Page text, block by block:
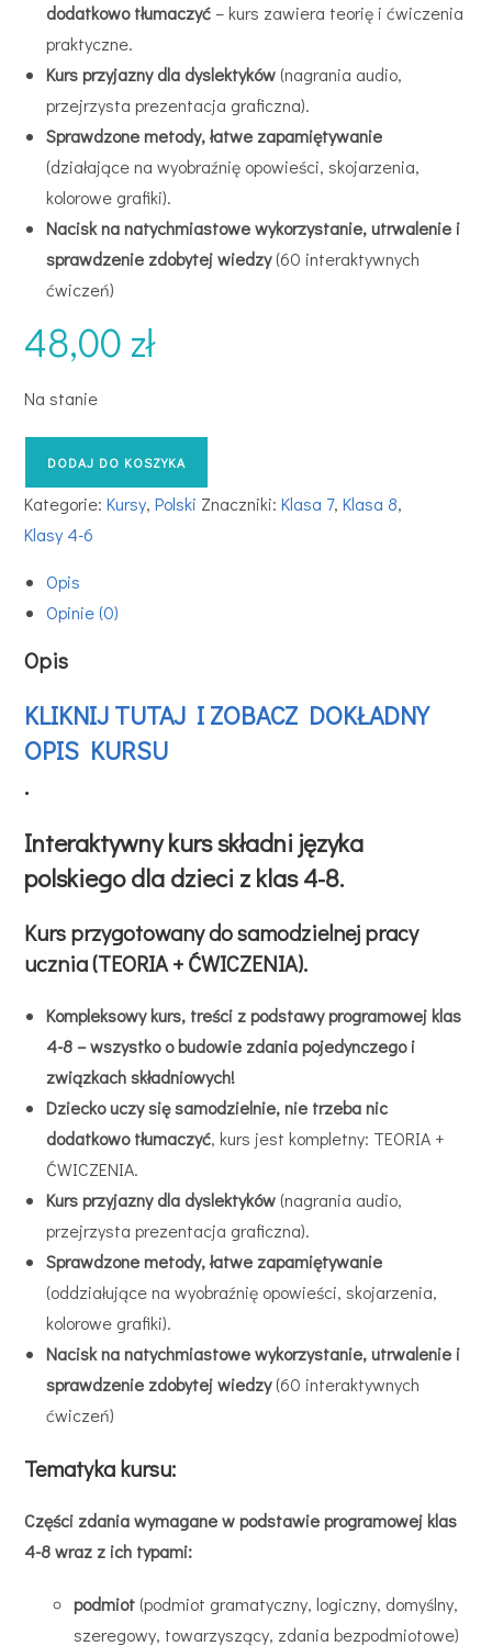
dodatkowo tłumaczyć – kurs zawiera teorię i ćwiczenia
praktyczne.
Kurs przyjazny dla dyslektyków(nagrania audio,
przejrzysta prezentacja graficzna).
Sprawdzone metody, łatwe zapamiętywanie
(działające na wyobraźnię opowieści, skojarzenia,
kolorowe grafiki).
Nacisk na natychmiastowe wykorzystanie, utrwalenie i
sprawdzenie zdobytej wiedzy(60 interaktywnych
ćwiczeń)
48,00 zł
Na stanie
DODAJ DO KOSZYKA
Kategorie:Kursy,Polski Znaczniki:Klasa 7,Klasa 8,
Klasy 4-6
Opis
Opinie (0)
Opis
KLIKNIJ TUTAJ I ZOBACZ DOKŁADNY
OPIS KURSU
.
Interaktywny kurs składni języka
polskiego dla dzieci z klas 4-8.
Kurs przygotowany do samodzielnej pracy
ucznia (TEORIA + ĆWICZENIA).
Kompleksowy kurs, treści z podstawy programowej klas
4-8 – wszystko o budowie zdania pojedynczego i
związkach składniowych!
Dziecko uczy się samodzielnie, nie trzeba nic
dodatkowo tłumaczyć, kurs jest kompletny: TEORIA +
ĆWICZENIA.
Kurs przyjazny dla dyslektyków(nagrania audio,
przejrzysta prezentacja graficzna).
Sprawdzone metody, łatwe zapamiętywanie
(oddziałujące na wyobraźnię opowieści, skojarzenia,
kolorowe grafiki).
Nacisk na natychmiastowe wykorzystanie, utrwalenie i
sprawdzenie zdobytej wiedzy(60 interaktywnych
ćwiczeń)
Tematyka kursu:
Części zdania wymagane w podstawie programowej klas
4-8 wraz z ich typami:
podmiot(podmiot gramatyczny, logiczny, domyślny,
szeregowy, towarzyszący, zdania bezpodmiotowe)